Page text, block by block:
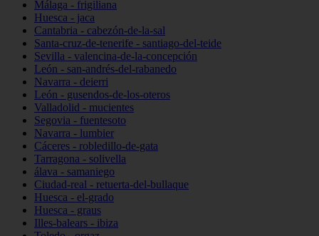
Málaga - frigiliana
Huesca - jaca
Cantabria - cabezón-de-la-sal
Santa-cruz-de-tenerife - santiago-del-teide
Sevilla - valencina-de-la-concepción
León - san-andrés-del-rabanedo
Navarra - deierri
León - gusendos-de-los-oteros
Valladolid - mucientes
Segovia - fuentesoto
Navarra - lumbier
Cáceres - robledillo-de-gata
Tarragona - solivella
álava - samaniego
Ciudad-real - retuerta-del-bullaque
Huesca - el-grado
Huesca - graus
Illes-balears - ibiza